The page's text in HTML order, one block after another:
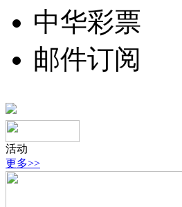
中华彩票
邮件订阅
活动
更多>>